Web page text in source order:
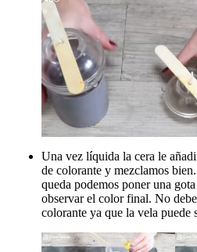
Una vez líquida la cera le
de colorante y mezclamos
queda podemos poner una
observar el color final. No
colorante ya que la vela puede